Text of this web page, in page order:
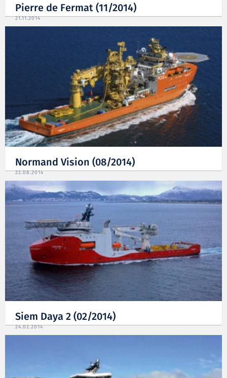
Pierre de Fermat (11/2014)
21.11.2014
Normand Vision (08/2014)
22.08.2014
Siem Daya 2 (02/2014)
24.02.2014